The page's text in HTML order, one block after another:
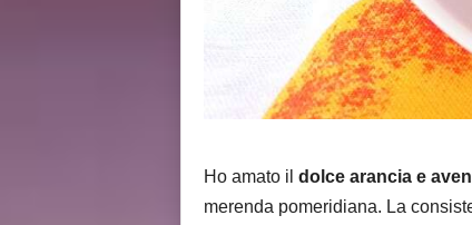
Ho amato il dolce arancia e
merenda pomeridiana. La